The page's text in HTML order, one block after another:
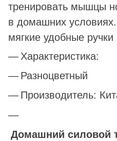
тренировать мышцы
в домашних
мягкие удобные
Характеристика:
Разноцветный
Производитель:
Домашний силовой